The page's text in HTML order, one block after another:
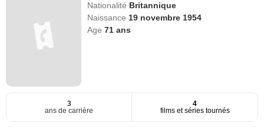
Nationalité Britannique
Naissance 19 novembre 1954
Age71 ans
3
ans de carrière
4
films et séries tournés